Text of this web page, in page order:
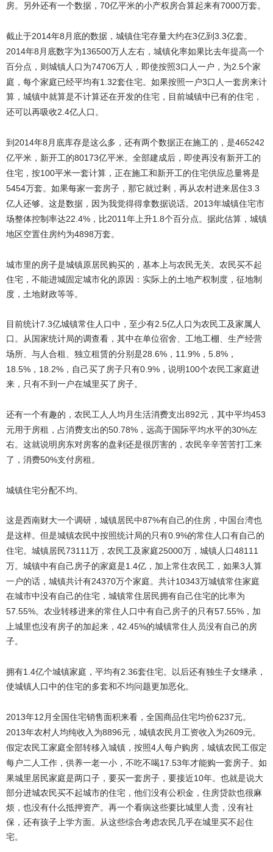
房。另外还有一个数据， 70亿平米的小产权房合算起来有7000万套。
截止于2014年8 月底的数据，城镇住宅存量大约在3亿到 3.3亿套。
2014年8 月底数字为136500万人左右，城镇化率如果比去年提高一个
百分点，则城镇人口为74706万人，即使按照3 口人一户，为2.5个家
庭，每个家庭已经平均有1.32套住宅。如果按照一户3 口人一套房来计
算，城镇中就算是不计算还在开发的住宅，目前城镇中已有的住宅，
还可以再吸收2.4亿人口。
到 2014年8 月底库存是这么多，还有两个数据正在施工的，是465242
亿平米，新开工的80173亿平米。全部建成后，即使再没有新开工的
住宅，按100平米一套计算，正在施工和新开工的住宅供应总量将是
5454万套。如果每家一套房子，那它就过剩，再从农村进来居住3.3
亿人还够。这是数据，因为我觉得得拿数据说话。 2013年城镇住宅市
场整体控制率达22.4%，比2011年上升1.8个百分点。据此估算，城镇
地区空置住房约为4898万套。
城市里的房子是城镇原居民购买的，基本上与农民无关。农民买不起
住宅，不能进城固定城市化的原因：实际上的土地产权制度，征地制
度，土地财政等等。
目前统计7.3亿城镇常住人口中，至少有2.5亿人口为农民工及家属人
口。从国家统计局的调查看，其中在单位宿舍、工地工棚、生产经营
场所、与人合租、独立租赁的分别是28.6%， 11.9%， 5.8%，
18.5%， 18.2%，自己买了房子只有0.9%，说明 100个农民工家庭进
来，只有不到一户在城里买了房子。
还有一个有趣的，农民工人人均月生活消费支出892元，其中平均453
元用于房租，占消费支出的50.78%，远高于国际平均水平的30%左
右。这就说明房东对房客的盘剥还是很厉害的，农民辛辛苦苦打工来
了，消费50%支付房租。
城镇住宅分配不均。
这是西南财大一个调研，城镇居民中87%有自己的住房，中国台湾也
是这样。但是城镇农民中按照统计局的只有0.9%的常住人口有自己的
住宅。城镇居民73111万，农民工及家庭25000万，城镇人口 48111
万。城镇中有自己房子的家庭是1.4亿，加上常住农民工，如果3 人算
一户的话，城镇共计有24370万个家庭。共计10343万城镇常住家庭
在城市中没有自己的住宅，城镇常住居民拥有自己住宅的比率为
57.55%。农业转移进来的常住人口中有自己房子的只有57.55%，加
上城里也没有房子的加起来， 42.45%的城镇常住人员没有自己的房
子。
拥有1.4亿个城镇家庭，平均有2.36套住宅。以后还有独生子女继承，
使城镇人口中的住宅的多套和不均问题更加恶化。
2013年12 月全国住宅销售面积来看，全国商品住宅均价6237元。
2013年农村人均纯收入为8896元，城镇农民月工资收入为2609元。
假定农民工家庭全部转移入城镇，按照4人每户购房，城镇农民工假定
每户二人工作，供养一老一小，不吃不喝17.53年才能购一套房子。如
果城里居民家庭是两口子，要买一套房子，要接近10年。也就是说大
部分进城农民买不起城市的住宅，他们没有公积金，住房贷款也很麻
烦，也没有什么抵押资产。再一个看病这些要比城里人贵，没有社
保，还有孩子上学方面。从这些综合考虑农民几乎在城里买不起住
宅。